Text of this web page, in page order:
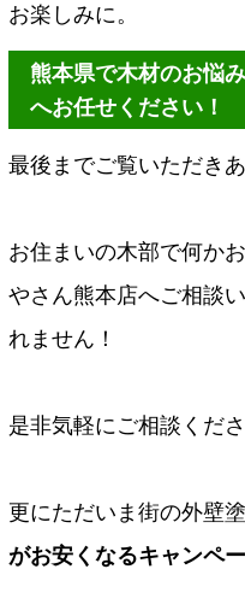
お楽しみに。
熊本県で木材のお悩
へお任せください！
最後までご覧いただき
お住まいの木部で何か
やさん熊本店へご相談
れません！
是非気軽にご相談くださ
更にただいま街の外壁
がお安くなるキャンペ